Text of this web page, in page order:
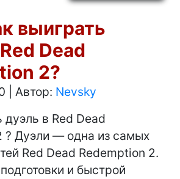
выиграть
Dead
2?
Автор: Nevsky
дуэль в Red Dead
? Дуэли — одна из самых
Red Dead Redemption 2.
и быстрой